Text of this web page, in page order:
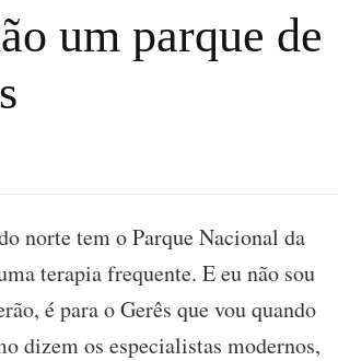
um parque de
norte tem o Parque Nacional da
terapia frequente. E eu não sou
é para o Gerês que vou quando
dizem os especialistas modernos,